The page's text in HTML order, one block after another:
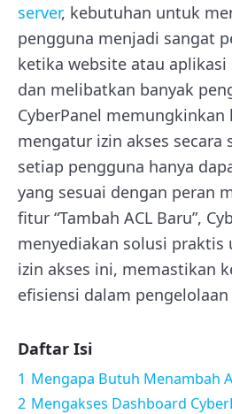
server, kebutuhan untuk
pengguna menjadi sangat
ketika website atau
dan melibatkan banyak
CyberPanel
mengatur izin akses secara
setiap pengguna hanya
yang sesuai dengan peran
fitur “Tambah ACL Baru”,
menyediakan solusi praktis
izin akses ini, memastikan
efisiensi dalam pengelolaan
Daftar Isi
1 Mengapa Butuh Menambah
2 Mengakses Dashboard